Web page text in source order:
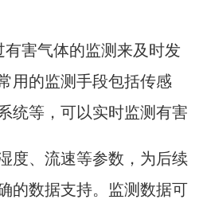
害气体的监测来及时发
用的监测手段包括传感
统等，可以实时监测有害
度、流速等参数，为后续
的数据支持。监测数据可